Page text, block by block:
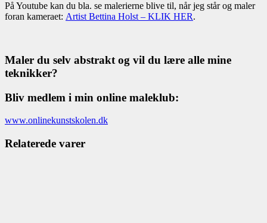
På Youtube kan du bla. se malerierne blive til, når jeg står og maler
foran kameraet: Artist Bettina Holst – KLIK HER.
Maler du selv abstrakt og vil du lære alle mine
teknikker?
Bliv medlem i min online maleklub:
www.onlinekunstskolen.dk
Relaterede varer